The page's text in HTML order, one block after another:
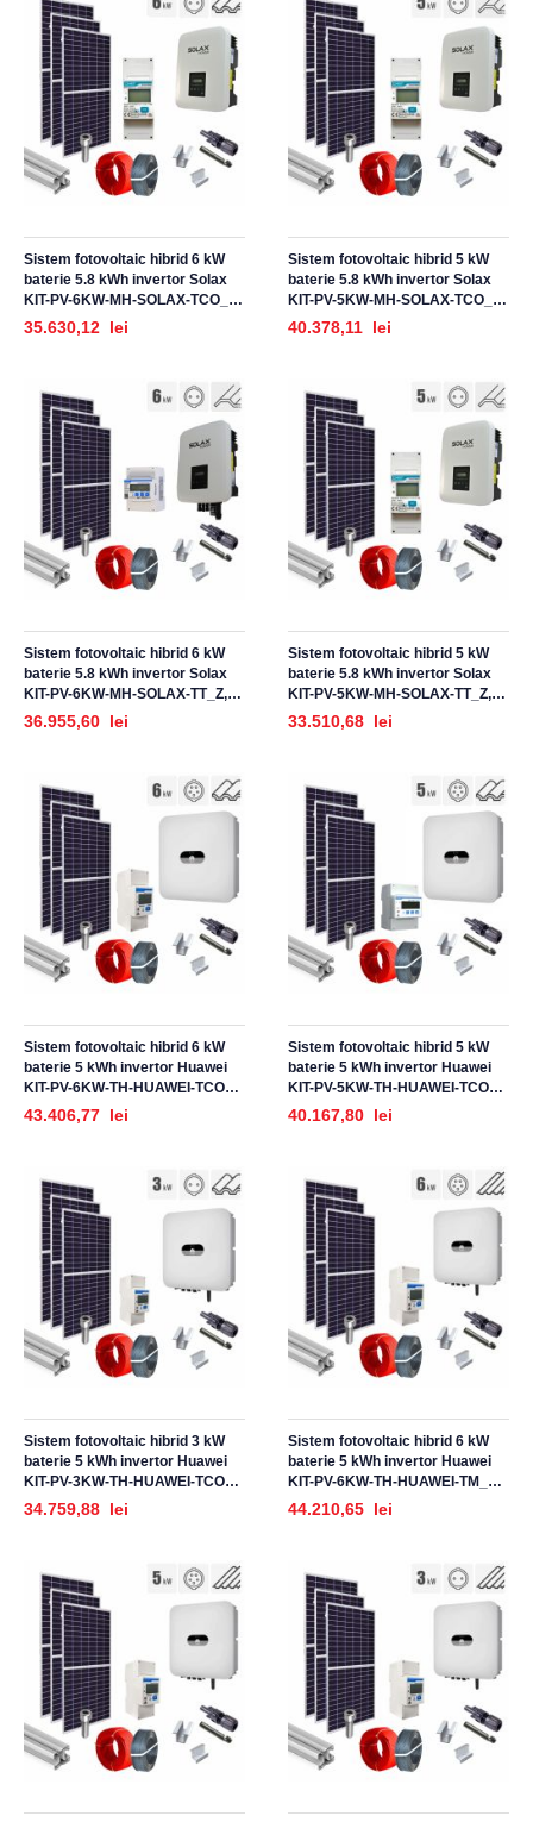
Sistem fotovoltaic hibrid 6 kW
baterie 5.8 kWh invertor Solax
KIT-PV-6KW-MH-SOLAX-TCO_Z,
monofazat, cu montaj, prindere
pentru acoperis tigla ceramica
35.630,12 lei
Sistem fotovoltaic hibrid 5 kW
baterie 5.8 kWh invertor Solax
KIT-PV-5KW-MH-SOLAX-TCO_Z,
monofazat, cu montaj, prindere
pentru acoperis tigla ceramica
40.378,11 lei
Sistem fotovoltaic hibrid 6 kW
baterie 5.8 kWh invertor Solax
KIT-PV-6KW-MH-SOLAX-TT_Z,
monofazat, cu montaj, prindere
pentru acoperis panouri
36.955,60 lei
Sistem fotovoltaic hibrid 5 kW
baterie 5.8 kWh invertor Solax
KIT-PV-5KW-MH-SOLAX-TT_Z,
monofazat, cu montaj, prindere
pentru acoperis panouri
33.510,68 lei
Sistem fotovoltaic hibrid 6 kW
baterie 5 kWh invertor Huawei
KIT-PV-6KW-TH-HUAWEI-TCO_Z,
trifazat, cu montaj, prindere
pentru acoperis tigla ceramica
43.406,77 lei
Sistem fotovoltaic hibrid 5 kW
baterie 5 kWh invertor Huawei
KIT-PV-5KW-TH-HUAWEI-TCO_Z,
trifazat, cu montaj, prindere
pentru acoperis tigla ceramica
40.167,80 lei
Sistem fotovoltaic hibrid 3 kW
baterie 5 kWh invertor Huawei
KIT-PV-3KW-TH-HUAWEI-TCO_Z,
trifazat, cu montaj, prindere
pentru acoperis tigla ceramica
34.759,88 lei
Sistem fotovoltaic hibrid 6 kW
baterie 5 kWh invertor Huawei
KIT-PV-6KW-TH-HUAWEI-TM_Z,
trifazat, cu montaj, prindere
pentru acoperis tigla metalica
44.210,65 lei